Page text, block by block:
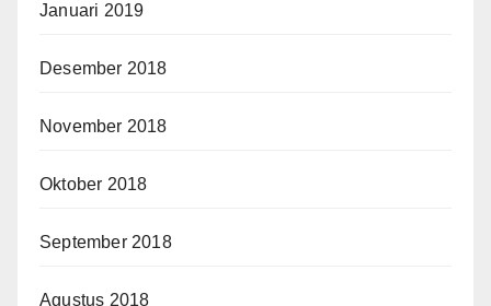
Januari 2019
Desember 2018
November 2018
Oktober 2018
September 2018
Agustus 2018